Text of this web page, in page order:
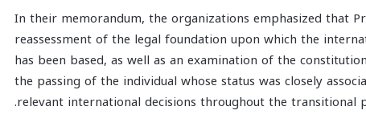
In their memorandum, the organizations emphasized that
reassessment of the legal foundation upon which the
has been based, as well as an examination of the
the passing of the individual whose status was closely
relevant international decisions throughout the transitional